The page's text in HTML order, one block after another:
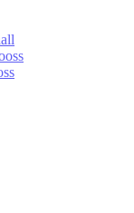
all
oss
ss